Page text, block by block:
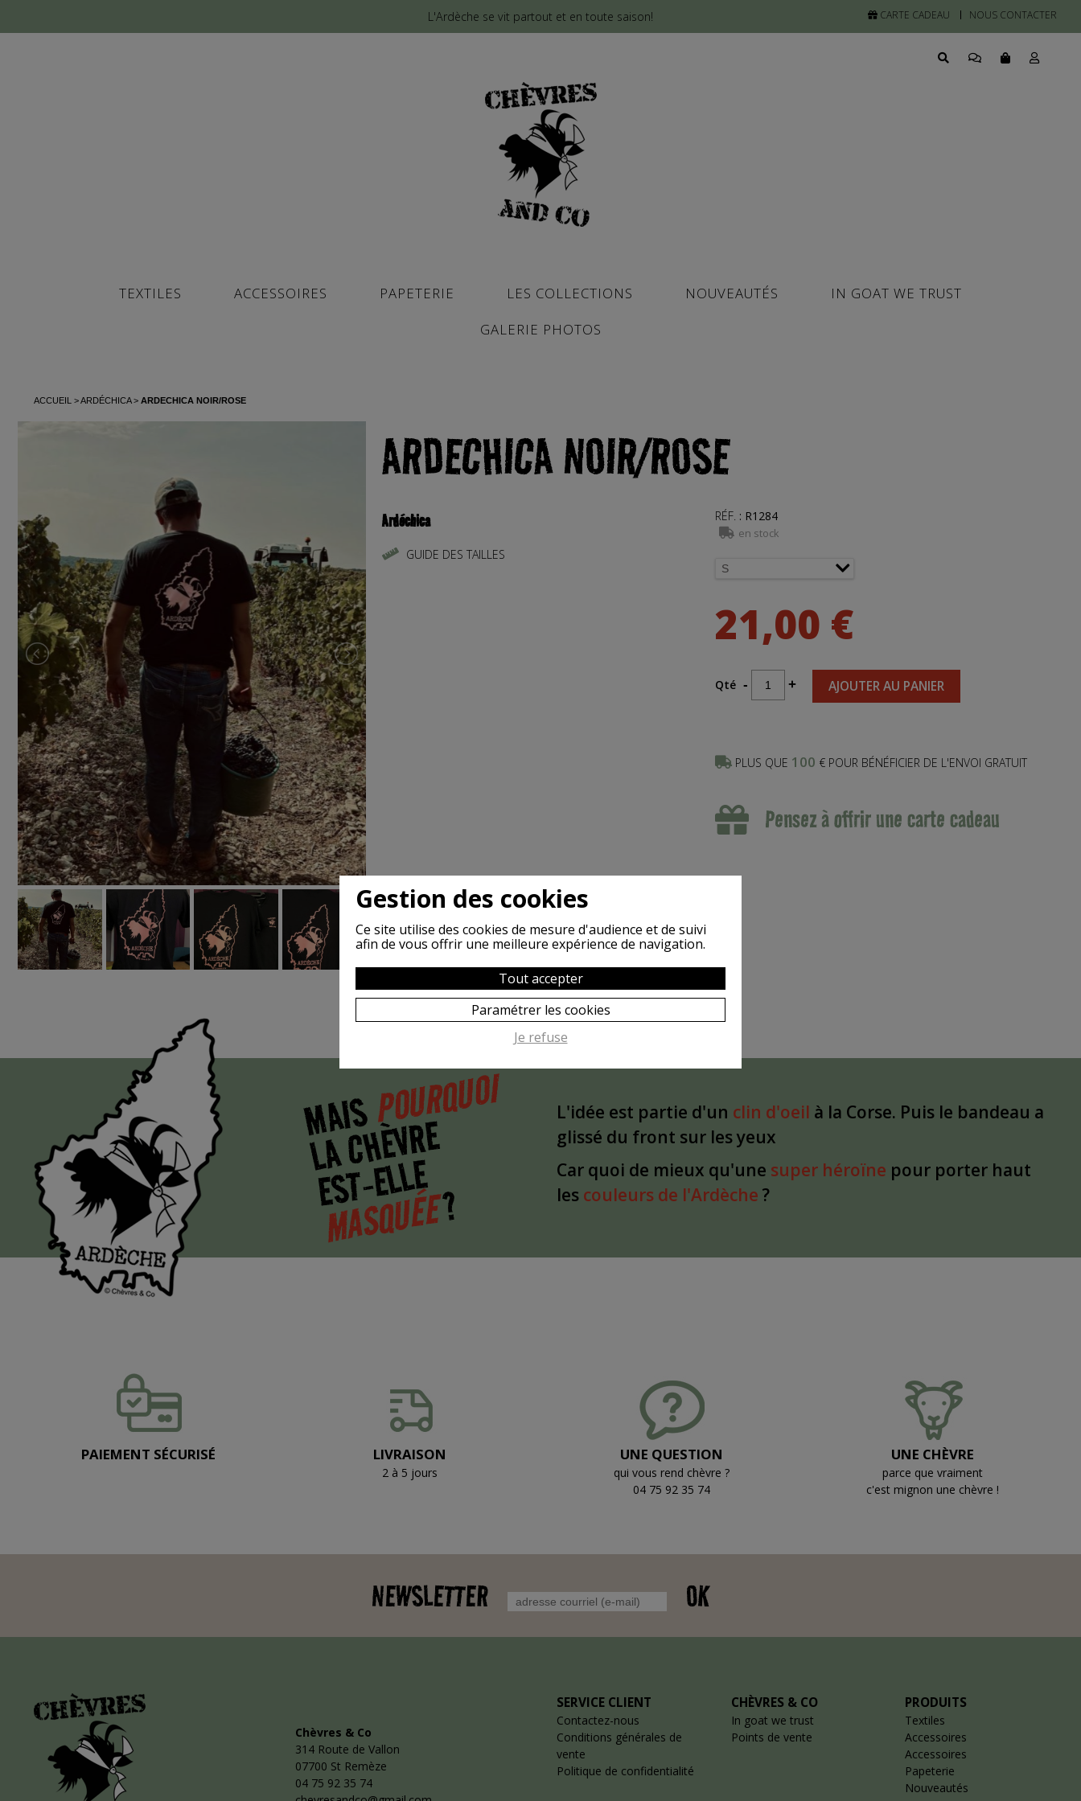
L'Ardèche se vit partout et en toute saison! CARTE CADEAU NOUS CONTACTER
TEXTILES ACCESSOIRES PAPETERIE LES COLLECTIONS NOUVEAUTÉS
IN GOAT WE TRUST
GALERIE PHOTOS
ACCUEIL ARDÉCHICA ARDECHICA NOIR/ROSE
ARDECHICA NOIR/ROSE
RÉF. : R1284
en stock
21,00 €
Qté - + AJOUTER AU PANIER
PLUS QUE 100 € POUR BÉNÉFICIER DE L'ENVOI GRATUIT
Pensez à offrir une carte cadeau
Ardéchica
GUIDE DES TAILLES
MAISPOURQUOI
LA CHÈVRE
EST-ELLE
MASQUÉE?
L'idée est partie d'un clin d'oeil à la Corse. Puis le bandeau a
glissé du front sur les yeux
Car quoi de mieux qu'une super héroïne pour porter haut
les couleurs de l'Ardèche ?
PAIEMENT SÉCURISÉ LIVRAISON
2 à 5 jours
UNE QUESTION
qui vous rend chèvre ?
04 75 92 35 74
UNE CHÈVRE
parce que vraiment
c'est mignon une chèvre !
NEWSLETTER OK
Chèvres & Co
314 Route de Vallon
07700 St Remèze
04 75 92 35 74
SERVICE CLIENT
Contactez-nous
Conditions générales de
vente
Politique de confidentialité
CHÈVRES & CO
In goat we trust
Points de vente
PRODUITS
Textiles
Accessoires
Accessoires
Papeterie
Nouveautés
Gestion des cookies
Ce site utilise des cookies de mesure d'audience et de suivi
afin de vous offrir une meilleure expérience de navigation.
Tout accepter
Paramétrer les cookies
Je refuse